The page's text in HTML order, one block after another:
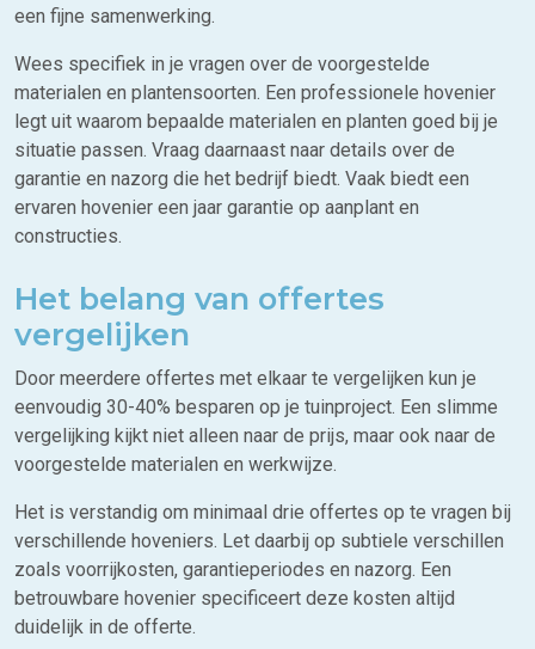
een fijne samenwerking.
Wees specifiek in je vragen over de voorgestelde
materialen en plantensoorten. Een professionele hovenier
legt uit waarom bepaalde materialen en planten goed bij je
situatie passen. Vraag daarnaast naar details over de
garantie en nazorg die het bedrijf biedt. Vaak biedt een
ervaren hovenier een jaar garantie op aanplant en
constructies.
Het belang van offertes
vergelijken
Door meerdere offertes met elkaar te vergelijken kun je
eenvoudig 30-40% besparen op je tuinproject. Een slimme
vergelijking kijkt niet alleen naar de prijs, maar ook naar de
voorgestelde materialen en werkwijze.
Het is verstandig om minimaal drie offertes op te vragen bij
verschillende hoveniers. Let daarbij op subtiele verschillen
zoals voorrijkosten, garantieperiodes en nazorg. Een
betrouwbare hovenier specificeert deze kosten altijd
duidelijk in de offerte.